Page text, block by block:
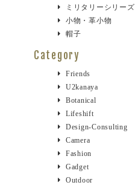
ミリタリーシリーズ
小物・革小物
帽子
Category
Friends
U2kanaya
Botanical
Lifeshift
Design-Consulting
Camera
Fashion
Gadget
Outdoor